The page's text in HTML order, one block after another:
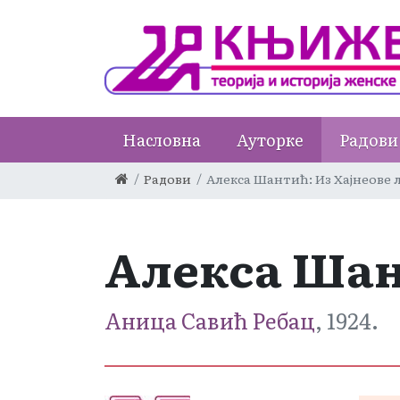
Насловна Ауторке Радови
Радови Алекса Шантић: Из Хајнеове
Алекса
Аница Савић Ребац, 1924.